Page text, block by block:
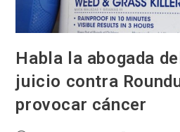
Habla la abogada
juicio contra
provocar cáncer